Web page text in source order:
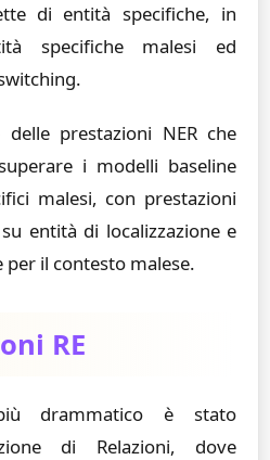
di entità specifiche, in
specifiche malesi ed
delle prestazioni NER che
i modelli baseline
malesi, con prestazioni
entità di localizzazione e
per il contesto malese.
RE
drammatico è stato
di Relazioni, dove